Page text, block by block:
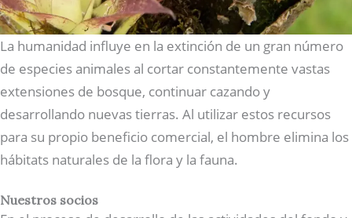
La humanidad influye en la extinción de un gran número
de especies animales al cortar constantemente vastas
extensiones de bosque, continuar cazando y
desarrollando nuevas tierras. Al utilizar estos recursos
para su propio beneficio comercial, el hombre elimina los
hábitats naturales de la flora y la fauna.
Nuestros socios